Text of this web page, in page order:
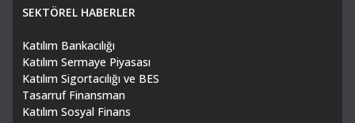
SEKTÖREL HABERLER
Katılım Bankacılığı
Katılım Sermaye Piyasası
Katılım Sigortacılığı ve BES
Tasarruf Finansman
Katılım Sosyal Finans